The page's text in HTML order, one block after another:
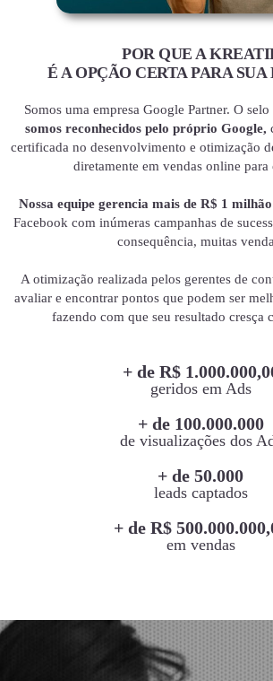
POR QUE A
É A OPÇÃO CERTA PARA SUA
Somos uma empresa Google Partner. O
somos reconhecidos pelo próprio Google,
certificada no desenvolvimento e otimização
diretamente em vendas online para
Nossa equipe gerencia mais de R$ 1 milhão
Facebook com inúmeras campanhas de
consequência, muitas
A otimização realizada pelos gerentes de
avaliar e encontrar pontos que podem ser
fazendo com que seu resultado cresça
+ de R$
geridos em Ads
+ de 100.000.000
de visualizações dos
+ de 50.000
leads captados
+ de R$
em vendas